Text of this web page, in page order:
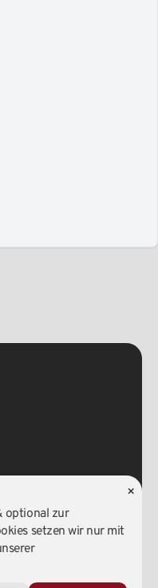
×
optional zur
setzen wir nur mit